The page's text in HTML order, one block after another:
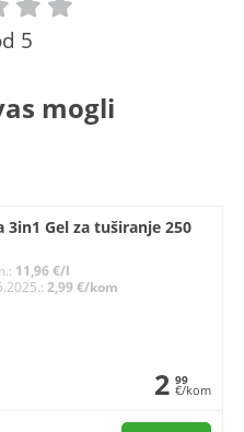
5
mogli
3in1 Gel za tuširanje 250
11,96 €/l
2,99 €/kom
2 99
€/kom